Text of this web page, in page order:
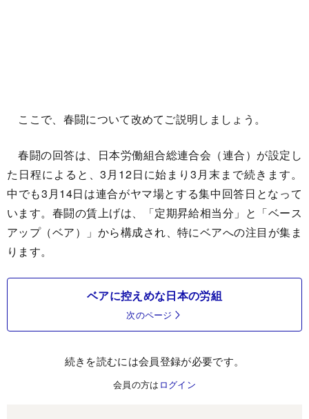
ここで、春闘について改めてご説明しましょう。
春闘の回答は、日本労働組合総連合会（連合）が設定し
た日程によると、3月12日に始まり3月末まで続きます。
中でも3月14日は連合がヤマ場とする集中回答日となって
います。春闘の賃上げは、「定期昇給相当分」と「ベース
アップ（ベア）」から構成され、特にベアへの注目が集ま
ります。
ベアに控えめな日本の労組
次のページ
続きを読むには会員登録が必要です。
会員の方は ログイン